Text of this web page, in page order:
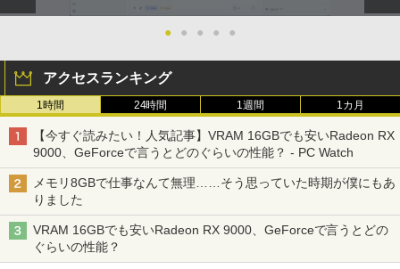
￥4,345
3
杖と剣のウィストリア（16） （講談社コ
ミックス） [ 大森 藤ノ ]
￥594
4
ちいかわ なんか小さくてかわいいやつ
● ● ● ● ●
アクセスランキング
1時間 24時間 1週間 1カ月
【今すぐ読みたい！人気記事】VRAM 16GBでも安いRadeon RX
9000、GeForceで言うとどのぐらいの性能？ - PC Watch
メモリ8GBで仕事なんて無理……そう思っていた時期が僕にもあ
りました
VRAM 16GBでも安いRadeon RX 9000、GeForceで言うとどの
ぐらいの性能？